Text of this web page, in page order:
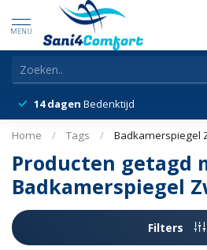
MENU
14 dagen Bedenktijd
Home / Tags / Badkamerspiegel
Producten getagd
Badkamerspiegel
Filters